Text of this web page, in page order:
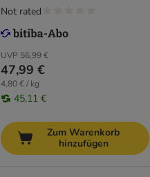
UVP 56,99 €
47,99 €
4,80 € / kg
45,11 €
Not rated
Zum Warenkorb
hinzufügen